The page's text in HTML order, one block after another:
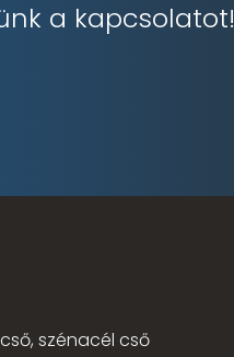
a kapcsolatot!
szénacél cső